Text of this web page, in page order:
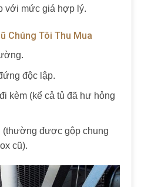
với mức giá hợp lý.
Chúng Tôi Thu Mua
độc lập.
kèm (kể cả tủ đã hư hỏng
(thường được gộp chung
cũ).